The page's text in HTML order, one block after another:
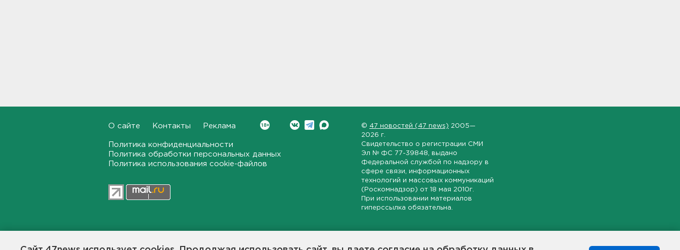
родителей с детьми - как
В Подмосковье с помощью ИИ
ВСМ
О сайте Контакты Реклама
Политика конфиденциальности
Политика обработки персональных данных
Политика использования cookie-файлов
© 47 новостей (47 news) 2005—
2026 г.
Свидетельство о регистрации СМИ
Эл № ФС 77-39848 , выдано
Федеральной службой по надзору в
сфере связи, информационных
технологий и массовых коммуникаций
(Роскомнадзор) от 18 мая 2010г.
При использовании материалов
гиперссылка обязательна.
общественной жизни в Ленинградской области, экономической и инвестиционной активности в регионе.